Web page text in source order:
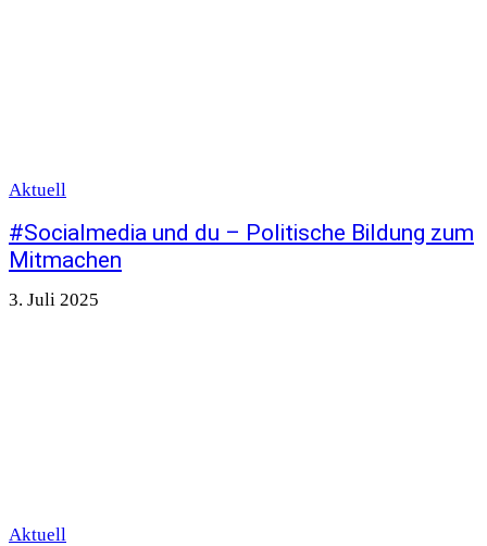
Aktuell
#Socialmedia und du – Politische Bildung zum
Mitmachen
3. Juli 2025
Aktuell